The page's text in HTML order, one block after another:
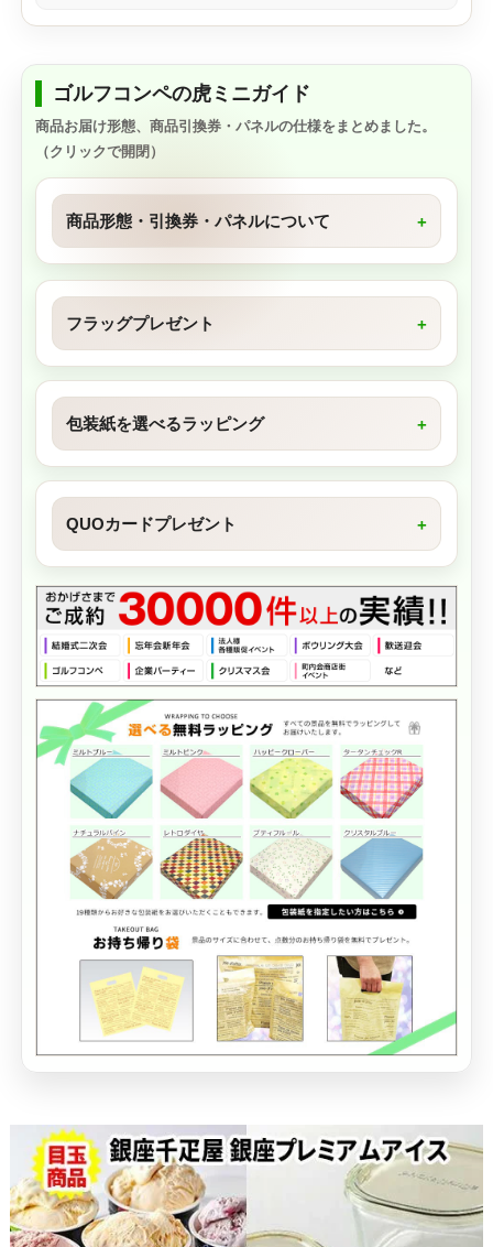
ゴルフコンペの虎ミニガイド
商品お届け形態、商品引換券・パネルの仕様をまとめました。
（クリックで開閉）
商品形態・引換券・パネルについて
フラッグプレゼント
包装紙を選べるラッピング
QUOカードプレゼント